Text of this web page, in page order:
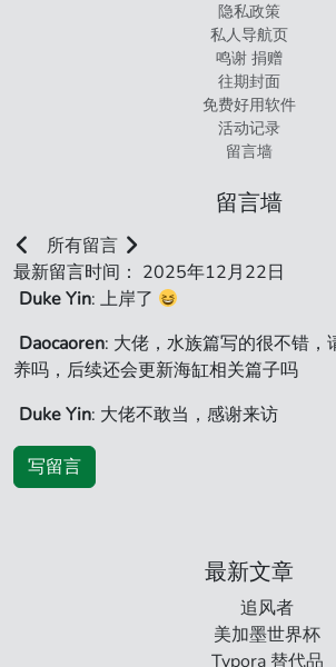
隐私政策
私人导航页
鸣谢 捐赠
往期封面
免费好用软件
活动记录
留言墙
留言墙
所有留言
最新留言时间： 2025年12月22日
Duke Yin: 上岸了
Daocaoren: 大佬，水族篇写的很不错，
养吗，后续还会更新海缸相关篇子吗
Duke Yin: 大佬不敢当，感谢来访
写留言
最新文章
追风者
美加墨世界杯
Typora 替代品